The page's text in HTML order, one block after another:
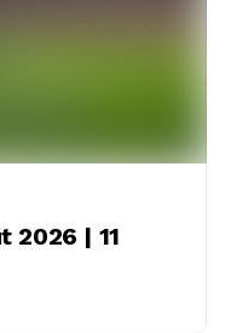
2026 | 11